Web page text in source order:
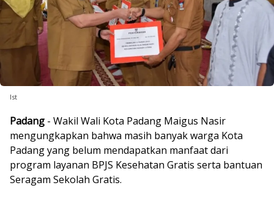
Ist
Padang - Wakil Wali Kota Padang Maigus Nasir
mengungkapkan bahwa masih banyak warga Kota
Padang yang belum mendapatkan manfaat dari
program layanan BPJS Kesehatan Gratis serta bantuan
Seragam Sekolah Gratis.